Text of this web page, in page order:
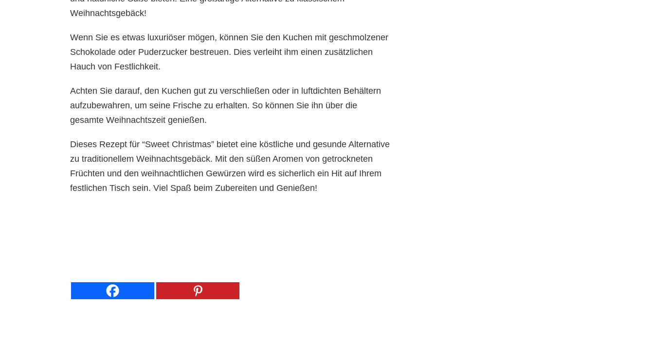
Weihnachtsgebäck!
Wenn Sie es etwas luxuriöser mögen, können Sie den Kuchen mit geschmolzener
Schokolade oder Puderzucker bestreuen. Dies verleiht ihm einen zusätzlichen
Hauch von Festlichkeit.
Achten Sie darauf, den Kuchen gut zu verschließen oder in luftdichten Behältern
aufzubewahren, um seine Frische zu erhalten. So können Sie ihn über die
gesamte Weihnachtszeit genießen.
Dieses Rezept für “Sweet Christmas” bietet eine köstliche und gesunde Alternative
zu traditionellem Weihnachtsgebäck. Mit den süßen Aromen von getrockneten
Früchten und den weihnachtlichen Gewürzen wird es sicherlich ein Hit auf Ihrem
festlichen Tisch sein. Viel Spaß beim Zubereiten und Genießen!